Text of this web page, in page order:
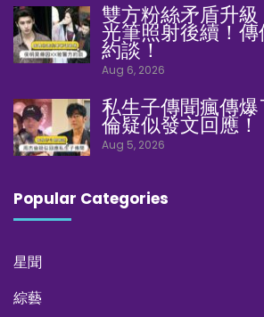
雙方粉絲矛盾升
光筆照射後續！
約談！
Aug 6, 2026
私生子傳聞瘋傳
倫疑似發文回應！
Aug 5, 2026
Popular Categories
星聞
綜藝